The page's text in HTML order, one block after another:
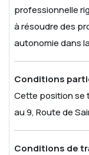
professionnelle
à résoudre des
autonomie dans
Conditions
Cette position se
au 9, Route de
Conditions de